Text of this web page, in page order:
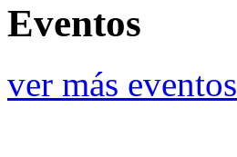
Eventos
ver más eventos